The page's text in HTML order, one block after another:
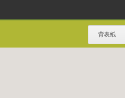
背表紙